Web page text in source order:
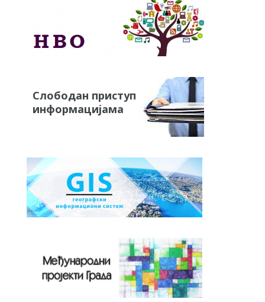
Слободан приступ
информацијама